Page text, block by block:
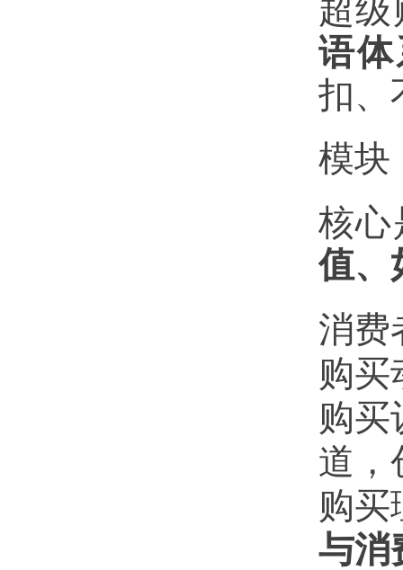
超
语
扣、
模块
核心
值、
消费
购买
购买
道，
购买
与消